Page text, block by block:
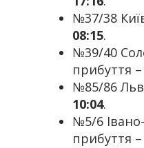
№37/38
08:15.
№39/40
прибуття –
№85/86
10:04.
№5/6
прибуття –